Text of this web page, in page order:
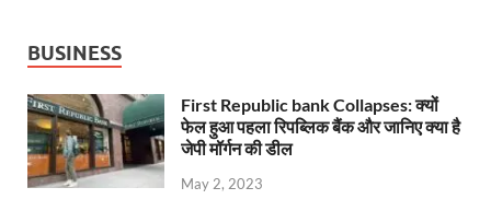
BUSINESS
First Republic bank Collapses: क्यों
फेल हुआ पहला रिपब्लिक बैंक और जानिए क्या है
जेपी मॉर्गन की डील
May 2, 2023